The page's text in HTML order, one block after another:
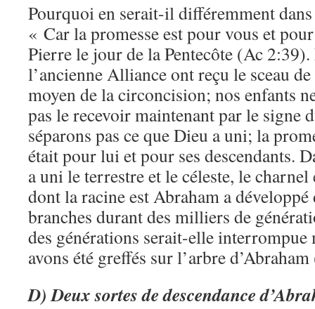
Pourquoi en serait-il différemment
« Car la promesse est pour vous et
Pierre le jour de la Pentecôte (Ac 2:39).
l’ancienne Alliance ont reçu le sceau
moyen de la circoncision; nos enfants
pas le recevoir maintenant par le signe
séparons pas ce que Dieu a uni; la
était pour lui et pour ses descendants.
a uni le terrestre et le céleste, le
dont la racine est Abraham a développé
branches durant des milliers de
des générations serait-elle interrompue
avons été greffés sur l’arbre
D) Deux sortes de descendance